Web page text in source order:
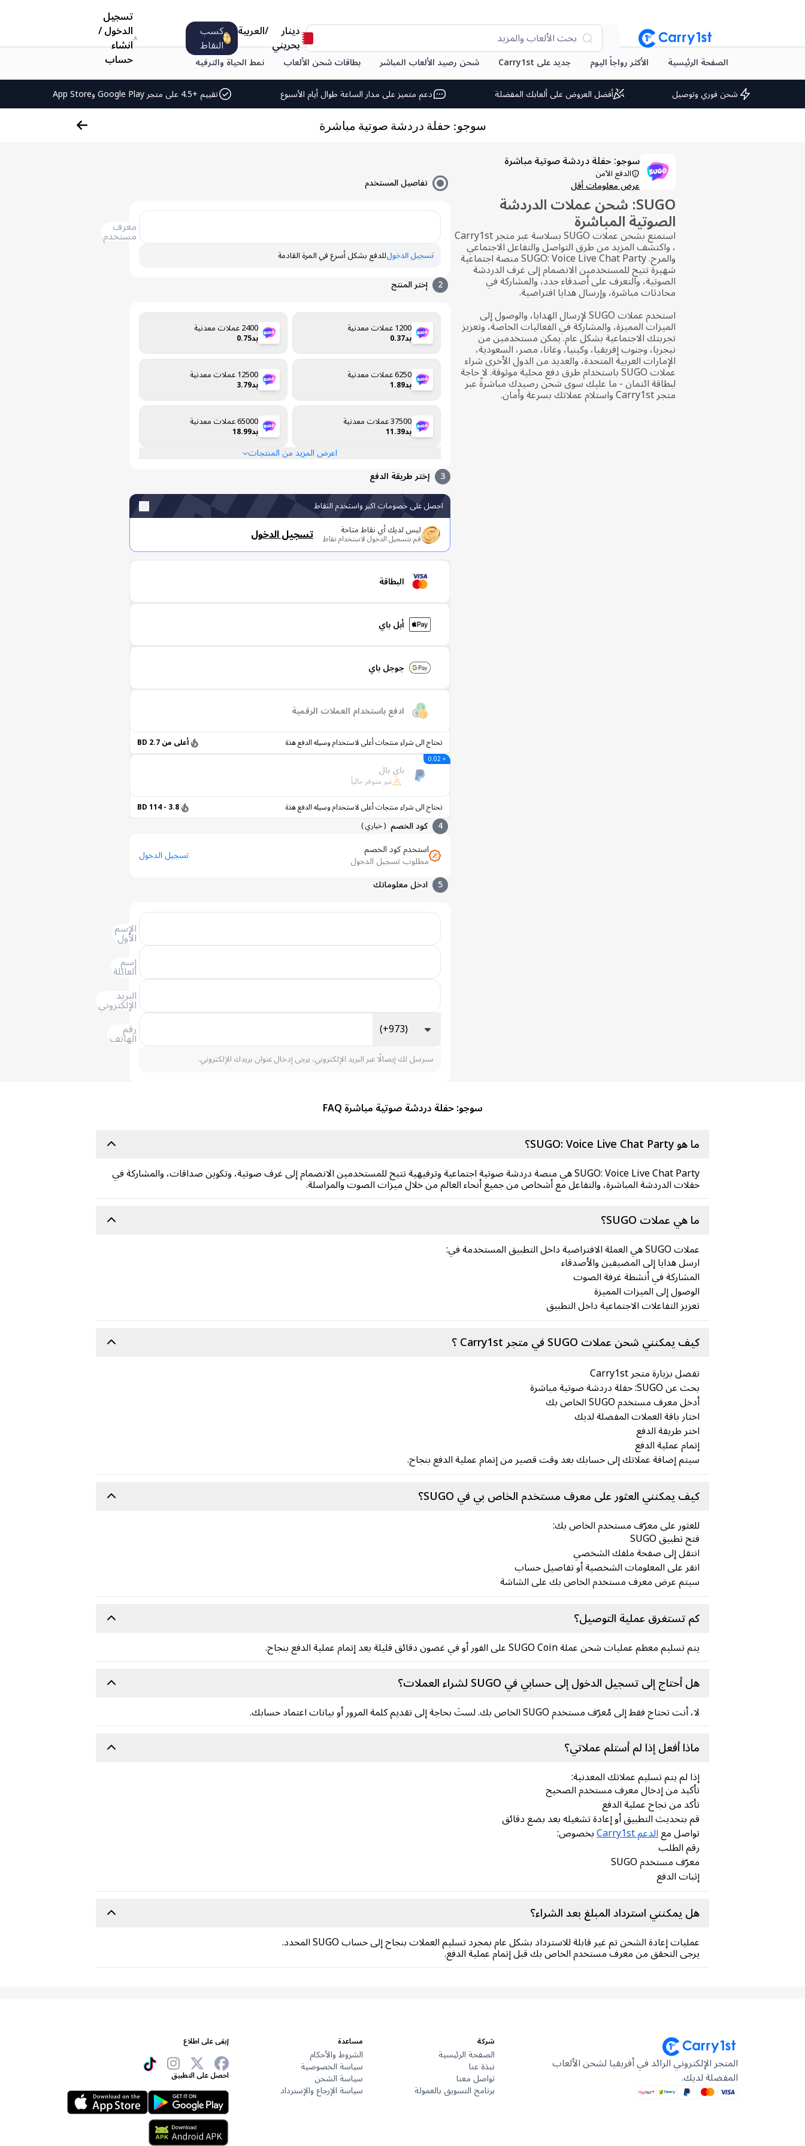
بحث الألعاب والمزيد دينار
بحريني
/العربية كسب
النقاط
تسجيل
الدخول/
انشاء
حساب الصفحة الرئيسية الأكثر رواجاً اليوم جديد على Carry1st شحن رصيد الألعاب المباشر بطاقات شحن الألعاب
نمط الحياة والترفيه
شحن فوري وتوصيل
أفضل العروض على ألعابك المفضلة دعم متميز على مدار الساعة طوال أيام الأسبوع تقييم +4.5 على متجر Google Play وApp Store
سوجو: حفلة دردشة صوتية مباشرة
سوجو: حفلة دردشة صوتية مباشرة
الدفع الآمن
عرض معلومات أقل
SUGO: شحن عملات الدردشة
الصوتية المباشرة استمتع بشحن عملات SUGO بسلاسة عبر متجر Carry1st
، واكتشف المزيد من طرق التواصل والتفاعل الاجتماعي
والمرح. SUGO: Voice Live Chat Party منصة اجتماعية
شهيرة تتيح للمستخدمين الانضمام إلى غرف الدردشة
الصوتية، والتعرف على أصدقاء جدد، والمشاركة في
محادثات مباشرة، وإرسال هدايا افتراضية.
استخدم عملات SUGO لإرسال الهدايا، والوصول إلى
الميزات المميزة، والمشاركة في الفعاليات الخاصة، وتعزيز
تجربتك الاجتماعية بشكل عام. يمكن مستخدمين من
نيجريا، وجنوب إفريقيا، وكينيا، وغانا، مصر، السعودية،
الإمارات العربية المتحدة، والعديد من الدول الأخرى شراء
عملات SUGO باستخدام طرق دفع محلية موثوقة. لا حاجة
لبطاقة ائتمان - ما عليك سوى شحن رصيدك مباشرةً عبر
متجر Carry1st واستلام عملاتك بسرعة وأمان.
تفاصيل المستخدم
معرف
مستخدم
تسجيل الدخولللدفع بشكل أسرع في المرة القادمة
2 إختر المنتج
1200 عملات معدنية
بد0.37
2400 عملات معدنية
بد0.75
6250 عملات معدنية
بد1.89
12500 عملات معدنية
بد3.79
37500 عملات معدنية
بد11.39
65000 عملات معدنية
بد18.99
اعرض المزيد من المنتجات
3
إختر طريقة الدفع
احصل على خصومات اكبر واستخدم النقاط
ليس لديك أي نقاط متاحة
قم بتسجيل الدخول لاستخدام نقاط تسجيل الدخول
البطاقة
أبل باي
جوجل باي
ادفع باستخدام العملات الرقمية
تحتاج الى شراء منتجات أعلى لاستخدام وسيله الدفع هذة أعلى من 2.7 BD
باي بال
غير متوفر حالياً
+ 0.02
تحتاج الى شراء منتجات أعلى لاستخدام وسيله الدفع هذة 3.8 - 114 BD
4 كود الخصم (خياري)
استخدم كود الخصم
مطلوب تسجيل الدخول
تسجيل الدخول
5
ادخل معلوماتك
الإسم
الأول
إسم
العائلة
البريد
الإلكتروني
رقم
الهاتف (+973)
سنرسل لك إيصالًا عبر البريد الإلكتروني، يرجى إدخال عنوان بريدك الإلكتروني.
سوجو: حفلة دردشة صوتية مباشرة FAQ
ما هو SUGO: Voice Live Chat Party؟
SUGO: Voice Live Chat Party هي منصة دردشة صوتية اجتماعية وترفيهية تتيح للمستخدمين الانضمام إلى غرف صوتية، وتكوين صداقات، والمشاركة في
حفلات الدردشة المباشرة، والتفاعل مع أشخاص من جميع أنحاء العالم من خلال ميزات الصوت والمراسلة.
ما هي عملات SUGO؟
عملات SUGO هي العملة الافتراضية داخل التطبيق المستخدمة في:
ارسل هدايا إلى المضيفين والأصدقاء
المشاركة في أنشطة غرفة الصوت
الوصول إلى الميزات المميزة
تعزيز التفاعلات الاجتماعية داخل التطبيق
كيف يمكنني شحن عملات SUGO في متجر Carry1st ؟
تفضل بزيارة متجر Carry1st
بحث عن SUGO: حفلة دردشة صوتية مباشرة
أدخل معرف مستخدم SUGO الخاص بك
اختار باقة العملات المفضلة لديك
اختر طريقة الدفع
إتمام عملية الدفع
سيتم إضافة عملاتك إلى حسابك بعد وقت قصير من إتمام عملية الدفع بنجاح.
كيف يمكنني العثور على معرف مستخدم الخاص بي في SUGO؟
للعثور على معرّف مستخدم الخاص بك:
فتح تطبيق SUGO
انتقل إلى صفحة ملفك الشخصي
انقر على المعلومات الشخصية أو تفاصيل حساب
سيتم عرض معرف مستخدم الخاص بك على الشاشة
كم تستغرق عملية التوصيل؟
يتم تسليم معظم عمليات شحن عملة SUGO Coin على الفور أو في غضون دقائق قليلة بعد إتمام عملية الدفع بنجاح.
هل أحتاج إلى تسجيل الدخول إلى حسابي في SUGO لشراء العملات؟
لا، أنت تحتاج فقط إلى مُعرّف مستخدم SUGO الخاص بك. لستَ بحاجة إلى تقديم كلمة المرور أو بيانات اعتماد حسابك.
ماذا أفعل إذا لم أستلم عملاتي؟
إذا لم يتم تسليم عملاتك المعدنية:
تأكيد من إدخال معرف مستخدم الصحيح
تأكد من نجاح عملية الدفع
قم بتحديث التطبيق أو إعادة تشغيله بعد بضع دقائق
تواصل معالدعم Carry1st بخصوص:
رقم الطلب
معرّف مستخدم SUGO
إثبات الدفع
هل يمكنني استرداد المبلغ بعد الشراء؟
عمليات إعادة الشحن تم غير قابلة للاسترداد بشكل عام بمجرد تسليم العملات بنجاح إلى حساب SUGO المحدد.
يرجى التحقق من معرف مستخدم الخاص بك قبل إتمام عملية الدفع.
المتجر الإلكتروني الرائد في أفريقيا لشحن الألعاب
المفضلة لديك.
شركة
الصفحة الرئيسية
نبذة عنا
تواصل معنا
برنامج التسويق بالعمولة
مساعدة
الشروط والأحكام
سياسة الخصوصية
سياسة الشحن
سياسة الإرجاع والإسترداد
إبقى على اطلاع
احصل على التطبيق